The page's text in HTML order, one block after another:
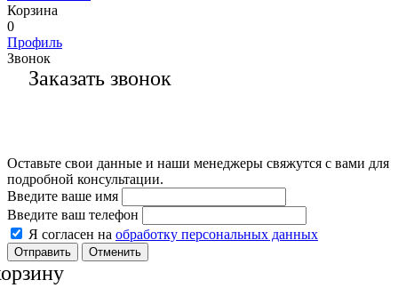
Корзина
0
Профиль
Звонок
Заказать звонок
Оставьте свои данные и наши менеджеры свяжутся с вами для
подробной консультации.
Введите ваше имя
Введите ваш телефон
Я согласен на обработку персональных данных
Отменить